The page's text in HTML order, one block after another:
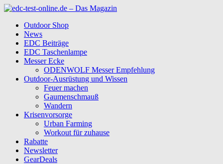
Outdoor Shop
News
EDC Beiträge
EDC Taschenlampe
Messer Ecke
ODENWOLF Messer Empfehlung
Outdoor-Ausrüstung und Wissen
Feuer machen
Gaumenschmauß
Wandern
Krisenvorsorge
Urban Farming
Workout für zuhause
Rabatte
Newsletter
GearDeals